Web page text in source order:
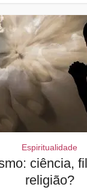
Espiritualidade
ciência,
religião?